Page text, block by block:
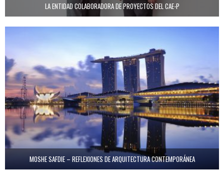
LA ENTIDAD COLABORADORA DE PROYECTOS DEL CAE-P
MOSHE SAFDIE – REFLEXIONES DE ARQUITECTURA CONTEMPORÁNEA